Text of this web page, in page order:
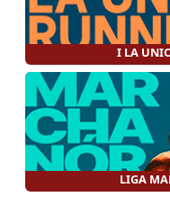
I LA
LIGA